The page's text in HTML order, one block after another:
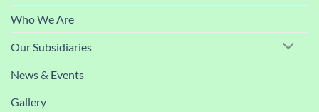
Who We Are
Our Subsidiaries
News & Events
Gallery